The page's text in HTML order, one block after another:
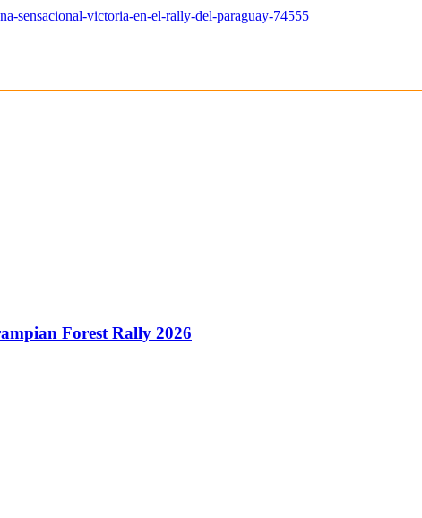
sensacional-victoria-en-el-rally-del-paraguay-74555
Forest Rally 2026